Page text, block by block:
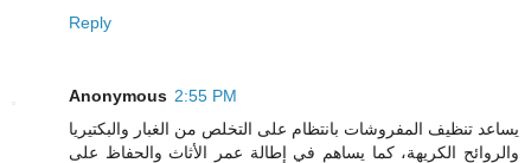
Reply
Anonymous 2:55 PM
يساعد تنظيف المفروشات بانتظام على التخلص من الغبار والبكتيريا
والروائح الكريهة، كما يساهم في إطالة عمر الأثاث والحفاظ على